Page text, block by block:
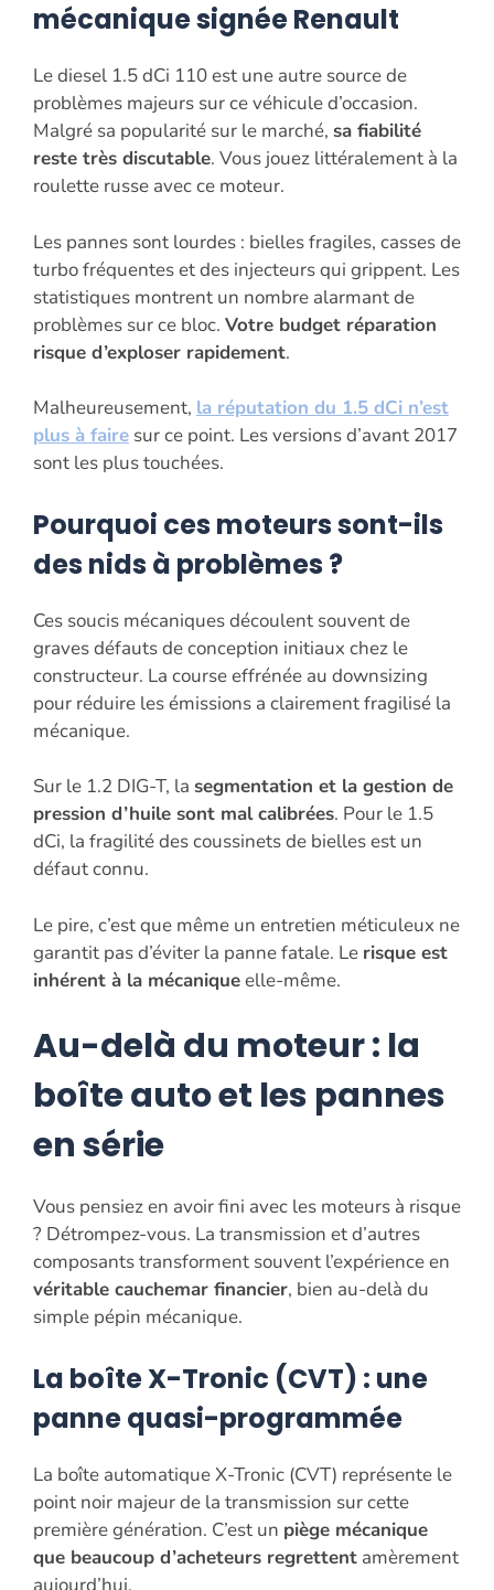
mécanique signée Renault
Le diesel 1.5 dCi 110 est une autre source de
problèmes majeurs sur ce véhicule d’occasion.
Malgré sa popularité sur le marché, sa fiabilité
reste très discutable. Vous jouez littéralement à la
roulette russe avec ce moteur.
Les pannes sont lourdes : bielles fragiles, casses de
turbo fréquentes et des injecteurs qui grippent. Les
statistiques montrent un nombre alarmant de
problèmes sur ce bloc. Votre budget réparation
risque d’exploser rapidement.
Malheureusement, la réputation du 1.5 dCi n’est
plus à faire sur ce point. Les versions d’avant 2017
sont les plus touchées.
Pourquoi ces moteurs sont-ils
des nids à problèmes ?
Ces soucis mécaniques découlent souvent de
graves défauts de conception initiaux chez le
constructeur. La course effrénée au downsizing
pour réduire les émissions a clairement fragilisé la
mécanique.
Sur le 1.2 DIG-T, la segmentation et la gestion de
pression d’huile sont mal calibrées. Pour le 1.5
dCi, la fragilité des coussinets de bielles est un
défaut connu.
Le pire, c’est que même un entretien méticuleux ne
garantit pas d’éviter la panne fatale. Le risque est
inhérent à la mécaniqueelle-même.
Au-delà du moteur : la
boîte auto et les pannes
en série
Vous pensiez en avoir fini avec les moteurs à risque
? Détrompez-vous. La transmission et d’autres
composants transforment souvent l’expérience en
véritable cauchemar financier, bien au-delà du
simple pépin mécanique.
La boîte X-Tronic (CVT) : une
panne quasi-programmée
La boîte automatique X-Tronic (CVT) représente le
point noir majeur de la transmission sur cette
première génération. C’est un piège mécanique
que beaucoup d’acheteurs regrettent amèrement